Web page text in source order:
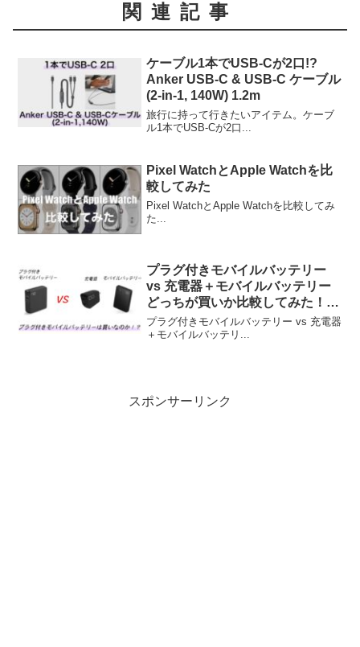
関連記事
ケーブル1本でUSB-Cが2口!?
Anker USB-C & USB-C ケーブル
(2-in-1, 140W) 1.2m
旅行に持って行きたいアイテム。ケーブ
ル1本でUSB-Cが2口...
Pixel WatchとApple Watchを比
較してみた
Pixel WatchとApple Watchを比較してみ
た...
プラグ付きモバイルバッテリー
vs 充電器＋モバイルバッテリー
どっちが買いか比較してみた！
（CIO編）
プラグ付きモバイルバッテリー vs 充電器
＋モバイルバッテリ...
スポンサーリンク